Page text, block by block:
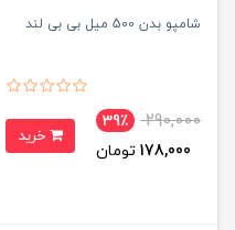
شامپو بدن 500 میل بی بی لند
290,000
39٪
178,000 تومان